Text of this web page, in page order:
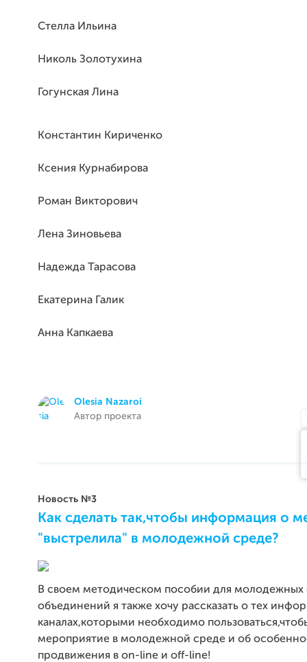
Стелла Ильина
Николь Золотухина
Гогунская Лина
Константин Кириченко
Ксения Курнабирова
Роман Викторович
Лена Зиновьева
Надежда Тарасова
Екатерина Галик
Анна Капкаева
Olesia Nazaroi
Автор проекта
Новость №3
Как сделать так,чтобы информация о
"выстрелила" в молодежной среде?
В своем методическом пособии для молодежных
объединений я также хочу рассказать о тех
каналах,которыми необходимо
мероприятие в молодежной среде и об
продвижения в on-line и off-line!